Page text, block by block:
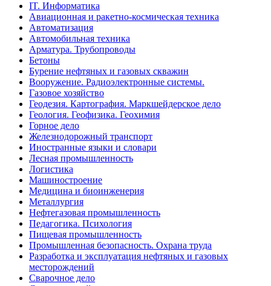
IT. Информатика
Авиационная и ракетно-космическая техника
Автоматизация
Автомобильная техника
Арматура. Трубопроводы
Бетоны
Бурение нефтяных и газовых скважин
Вооружение. Радиоэлектронные системы.
Газовое хозяйство
Геодезия. Картография. Маркшейдерское дело
Геология. Геофизика. Геохимия
Горное дело
Железнодорожный транспорт
Иностранные языки и словари
Лесная промышленность
Логистика
Машиностроение
Медицина и биоинженерия
Металлургия
Нефтегазовая промышленность
Педагогика. Психология
Пищевая промышленность
Промышленная безопасность. Охрана труда
Разработка и эксплуатация нефтяных и газовых
месторождений
Сварочное дело